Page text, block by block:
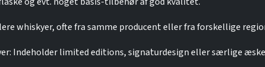
whiskyer, ofte fra samme producent eller fra forskellige
Indeholder limited editions, signaturdesign eller særlige